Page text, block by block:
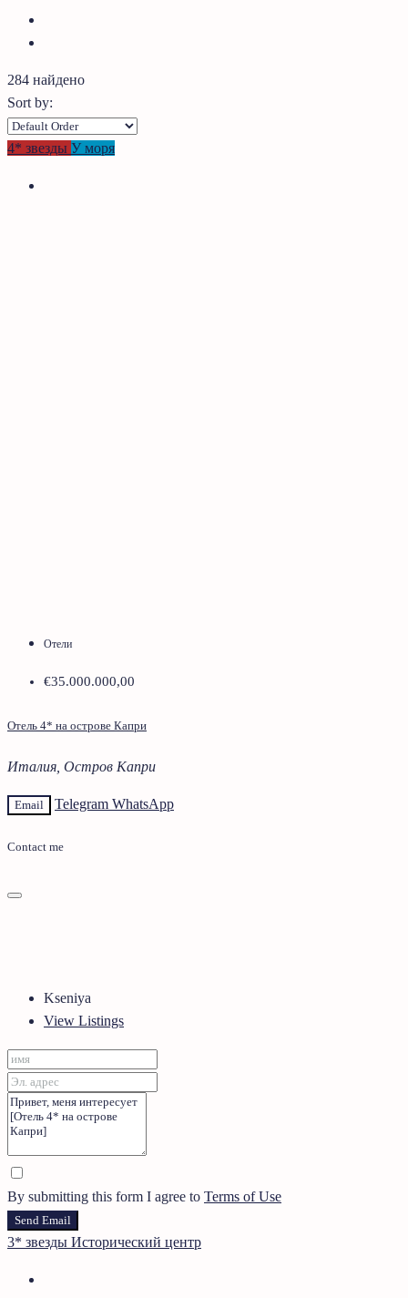
284 найдено
Sort by:
4* звезды У моря
Отели
€35.000.000,00
Отель 4* на острове Капри
Италия, Остров Капри
Email Telegram WhatsApp
Contact me
Kseniya
View Listings
By submitting this form I agree to Terms of Use
Send Email
3* звезды Исторический центр